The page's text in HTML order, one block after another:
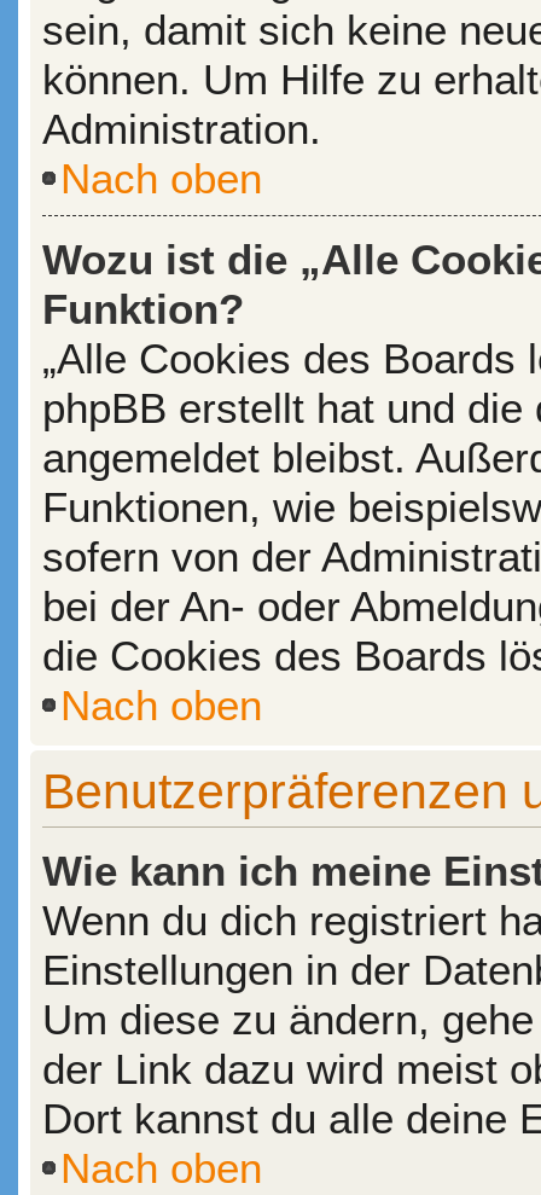
sein, damit sich keine
können. Um Hilfe zu
Administration.
Nach oben
Wozu ist die „Alle
Funktion?
„Alle Cookies des Boards
phpBB erstellt hat und
angemeldet bleibst.
Funktionen, wie
sofern von der
bei der An- oder
die Cookies des Boards
Nach oben
Benutzerpräferenzen
Wie kann ich meine
Wenn du dich registriert
Einstellungen in der
Um diese zu ändern,
der Link dazu wird meist
Dort kannst du alle deine
Nach oben